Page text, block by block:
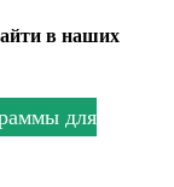
в наших
для